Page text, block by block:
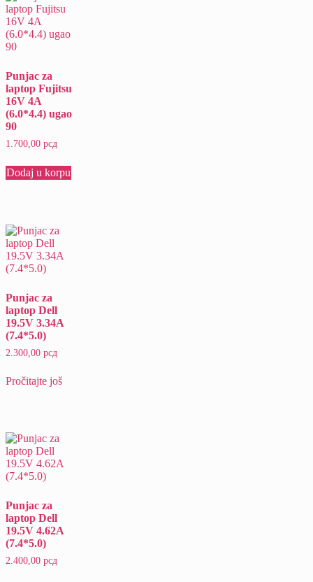
Punjac za
laptop Fujitsu
16V 4A
(6.0*4.4) ugao
90
1.700,00 рсд
Dodaj u korpu
Punjac za
laptop Dell
19.5V 3.34A
(7.4*5.0)
2.300,00 рсд
Pročitajte još
Punjac za
laptop Dell
19.5V 4.62A
(7.4*5.0)
2.400,00 рсд